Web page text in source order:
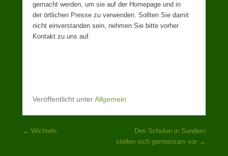
gemacht werden, um sie auf der Homepage und in
der örtlichen Presse zu verwenden. Sollten Sie damit
nicht einverstanden sein, nehmen Sie bitte vorher
Kontakt zu uns auf.
Veröffentlicht unterAllgemein
Beitragsnavigation
← Wichteln
Drei Schulen in Sundern
stellen sich gemeinsam vor →